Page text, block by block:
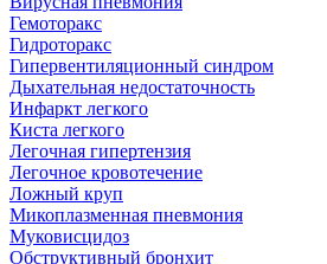
Гемоторакс
Гидроторакс
Гипервентиляционный синдром
Дыхательная недостаточность
Инфаркт легкого
Киста легкого
Легочная гипертензия
Легочное кровотечение
Ложный круп
Микоплазменная пневмония
Муковисцидоз
Обструктивный бронхит